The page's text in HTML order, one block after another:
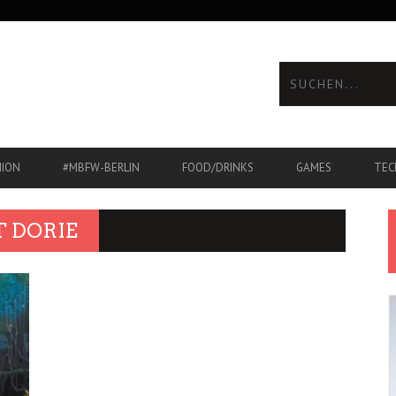
#MBFW-BERLIN FOOD/DRINKS GAMES
DORIE